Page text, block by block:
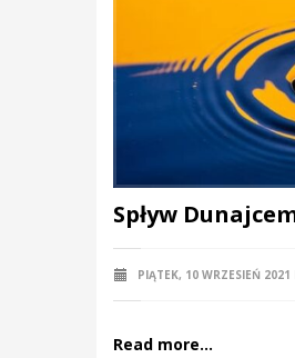
Spływ
PIĄTEK, 10 WRZESIEŃ 2021
Read more...